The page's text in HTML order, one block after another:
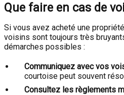
Que faire en cas de
Si vous avez acheté une
voisins sont toujours très
démarches possibles :
Communiquez avec vos
courtoise peut souvent
Consultez les règlements